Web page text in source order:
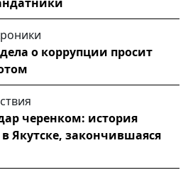
о коррупции просит
черенком: история
Якутске, закончившаяся